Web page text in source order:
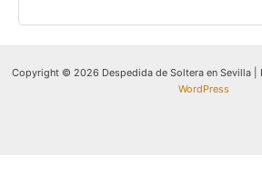
Copyright © 2026 Despedida de Soltera en Sevilla |
WordPress